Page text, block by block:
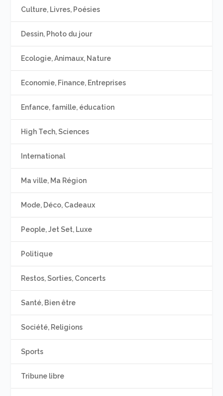
Culture, Livres, Poésies
Dessin, Photo du jour
Ecologie, Animaux, Nature
Economie, Finance, Entreprises
Enfance, famille, éducation
High Tech, Sciences
International
Ma ville, Ma Région
Mode, Déco, Cadeaux
People, Jet Set, Luxe
Politique
Restos, Sorties, Concerts
Santé, Bien être
Société, Religions
Sports
Tribune libre